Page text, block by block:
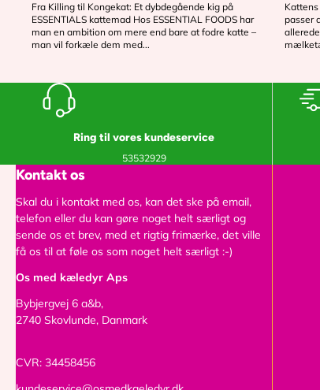
Fra Killing til Kongekat: Et dybdegående kig på
ESSENTIALS kattemad Hos ESSENTIAL FOODS har
man en ambition om mere end bare at fodre katte –
man vil forkæle dem med...
passer
Ring til vores kundeservice
53532929
Kontakt os
Skal du i kontakt med os, kan det ske på email,
telefon eller du kan gøre noget helt særligt og
sende os et brev, med et rigtig frimærke, det ville
få os til at føle os som noget helt særligt :-)
Os med kæledyr Aps
Bybjergvej 6 a&b,
2740 Skovlunde, Danmark
CVR: 34458456